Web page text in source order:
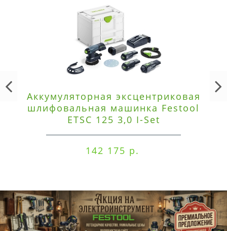
Аккумуляторная эксцентриковая
шлифовальная машинка Festool
ETSC 125 3,0 I-Set
142 175 р.